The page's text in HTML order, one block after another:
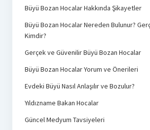
Büyü Bozan Hocalar Hakkında Şikayetler
Büyü Bozan Hocalar Nereden Bulunur?
Kimdir?
Gerçek ve Güvenilir Büyü Bozan Hocalar
Büyü Bozan Hocalar Yorum ve Önerileri
Evdeki Büyü Nasıl Anlaşılır ve Bozulur?
Yıldızname Bakan Hocalar
Güncel Medyum Tavsiyeleri